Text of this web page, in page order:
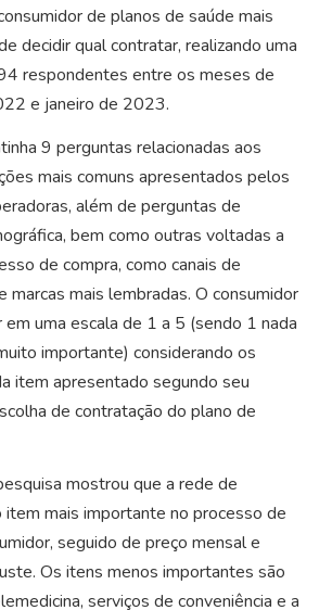
de planos de saúde mais
decidir qual contratar, realizando uma
respondentes entre os meses de
e janeiro de 2023.
9 perguntas relacionadas aos
mais comuns apresentados pelos
além de perguntas de
bem como outras voltadas a
de compra, como canais de
marcas mais lembradas. O consumidor
uma escala de 1 a 5 (sendo 1 nada
importante) considerando os
item apresentado segundo seu
de contratação do plano de
mostrou que a rede de
mais importante no processo de
seguido de preço mensal e
Os itens menos importantes são
serviços de conveniência e a